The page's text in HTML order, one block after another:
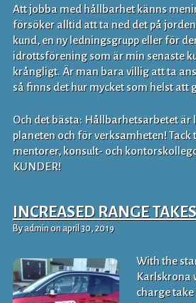
Att jobba med hållbarhet känns
försöker alltid att ta ned det på
kund, en ny ledningsgrupp eller för
idrottsförening som är min senaste
krångligt. Är man bara villig att ta
så finns det hur mycket som helst att
Och det bästa: Hållbarhetsarbetet är
planeten och för verksamheten! Tack
mentorer, konsult- och
KUNDER!
INCREASED RANGE
By admin on april 30, 2019
With the
Karlskrona
charge